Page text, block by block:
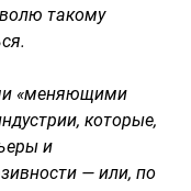
такому
«меняющими
которые,
и
— или, по